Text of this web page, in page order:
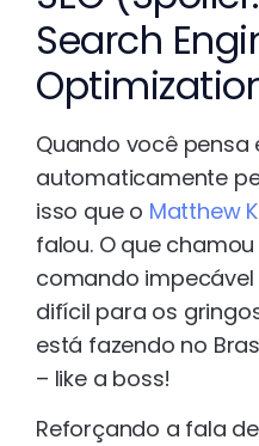
Search
Quando você
automaticamente
isso que o Matthew
falou. O que
comando impecável
difícil para os
está fazendo no
– like a boss!
Reforçando a fala